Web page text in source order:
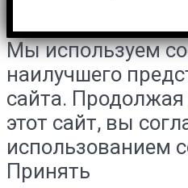
Мы используем
наилучшего
сайта. Продолжая
этот сайт, вы
использованием
Принять